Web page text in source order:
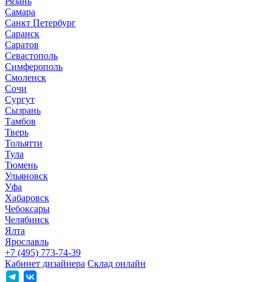
Самара
Санкт Петербург
Саранск
Саратов
Севастополь
Симферополь
Смоленск
Сочи
Сургут
Сызрань
Тамбов
Тверь
Тольятти
Тула
Тюмень
Ульяновск
Уфа
Хабаровск
Чебоксары
Челябинск
Ялта
Ярославль
+7 (495) 773-74-39
Кабинет дизайнера Склад онлайн